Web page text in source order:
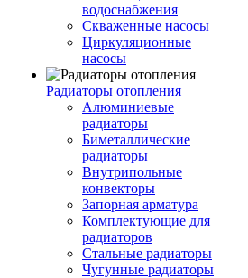
водоснабжения
Скваженные насосы
Циркуляционные
насосы
Радиаторы отопления
Алюминиевые
радиаторы
Биметаллические
радиаторы
Внутрипольные
конвекторы
Запорная арматура
Комплектующие для
радиаторов
Стальные радиаторы
Чугунные радиаторы